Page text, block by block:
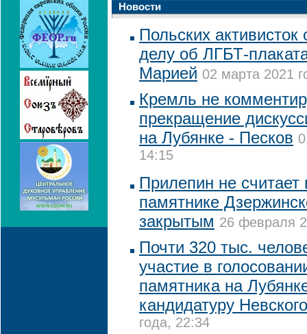
Новости
Польских
делу об ЛГБТ-
Марией 02 марта 2021
Кремль не
прекращение
на Лубянке - Песков
14:15
Прилепин не считает
памятнике
закрытым 26 февраля
Почти 320 тыс.
участие в
памятника на
кандидатуру Невского
года, 22:34